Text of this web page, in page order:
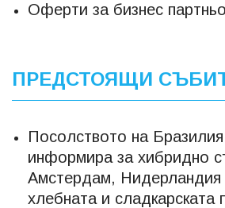
Оферти за бизнес
ПРЕДСТОЯЩИ
Посолството на
информира за хибридно
Амстердам, Нидерландия
хлебната и сладкарската